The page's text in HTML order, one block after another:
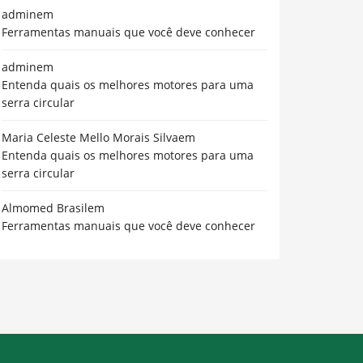
adminem
Ferramentas manuais que você deve conhecer
adminem
Entenda quais os melhores motores para uma
serra circular
Maria Celeste Mello Morais Silvaem
Entenda quais os melhores motores para uma
serra circular
Almomed Brasilem
Ferramentas manuais que você deve conhecer